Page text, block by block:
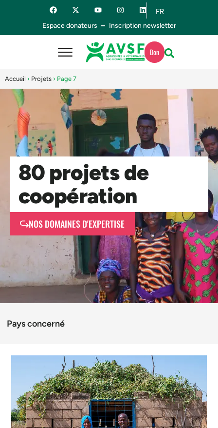
FR
ES
Espace donateurs Inscription newsletter
Don
Accueil › Projets › Page 7
80 projets de
coopération
NOS DOMAINES D'EXPERTISE
Pays concerné